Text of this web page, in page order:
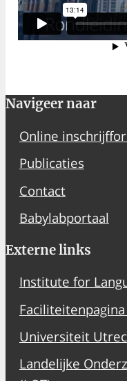
Navigeer naar
Online
Publicaties
Contact
Babylabportaal
Externe links
Institute for
Faciliteitenpagina
Universiteit
Landelijke